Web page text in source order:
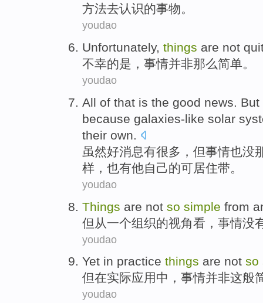
方法去认识的事物。
youdao
Unfortunately, things are not
不幸的是 ， 事情并非那么简单。
youdao
All of that is the good news. But
because galaxies-like solar
their own.
虽然好消息有很多， 但事情也没
样，也有他自己的可居住带。
youdao
Things are not so simple from
但 从一个组织的视角看 ， 事情没
youdao
Yet in practice things are not so
但在实际应用中 ， 事情并非这般
youdao